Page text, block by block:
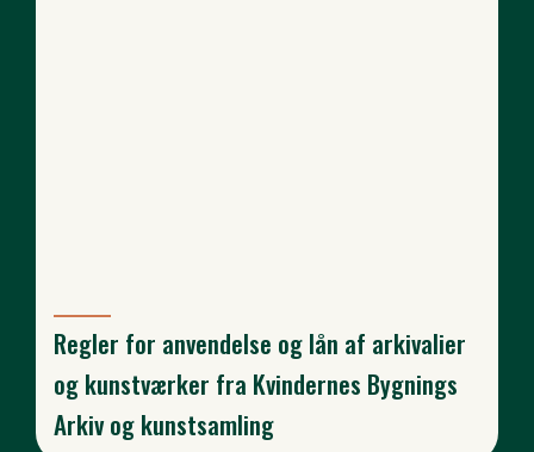
Regler for anvendelse og lån af arkivalier
og kunstværker fra Kvindernes Bygnings
Arkiv og kunstsamling